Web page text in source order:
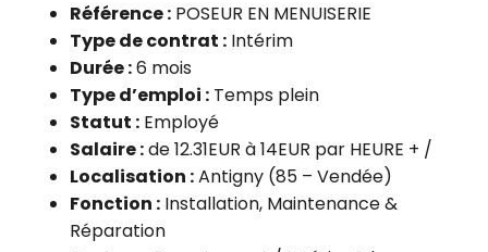
Référence : POSEUR EN MENUISERIE
Type de contrat : Intérim
Durée :6 mois
Type d’emploi : Temps plein
Statut : Employé
Salaire :de 12.31EUR à 14EUR par HEURE + /
Localisation :Antigny (85 – Vendée)
Fonction : Installation, Maintenance &
Réparation